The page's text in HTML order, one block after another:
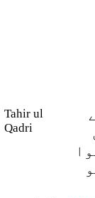
Tahir ul
Qadri